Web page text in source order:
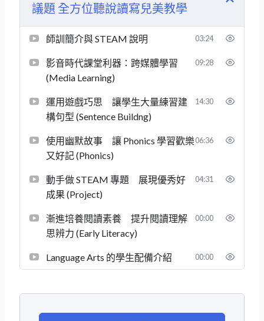
議題 全方位聽說讀寫兒美教學
師訓簡介與 STEAM 說明 03:24
影音時代課堂利器：跨媒體學習
(Media Learning)
09:28
運用遊戲巧思 讓學生大量練習建
構句型 (Sentence Buildng)
14:30
使用幽默故事 讓 Phonics 學習歡樂
又好記 (Phonics)
06:36
動手做 STEAM 專題 展現優秀好
成果 (Project)
04:31
漸進培養閱讀素養 提升閱讀理解
思辨力 (Early Literacy)
00:00
Language Arts 的學生配備介紹 00:00